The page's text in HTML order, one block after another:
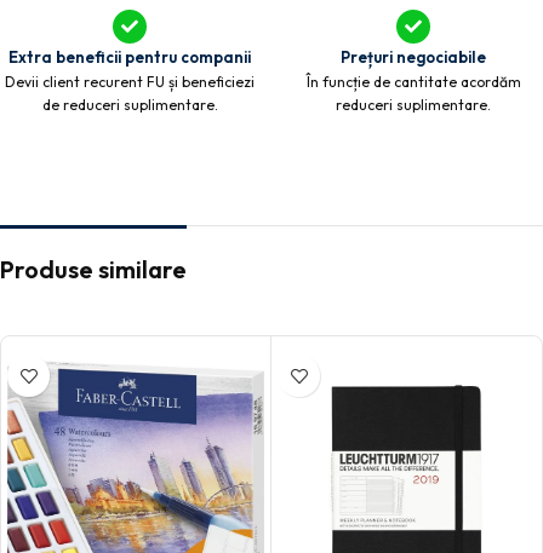
Extra beneficii pentru companii
Devii client recurent FU și beneficiezi
de reduceri suplimentare.
Prețuri negociabile
În funcție de cantitate acordăm
reduceri suplimentare.
Produse similare